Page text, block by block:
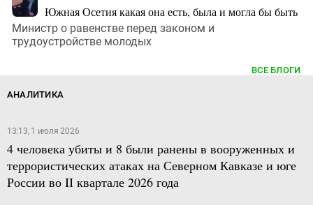
Южная Осетия какая она есть, была и могла бы быть
Министр о равенстве перед законом и
трудоустройстве молодых
ВСЕ БЛОГИ
АНАЛИТИКА
13:13, 1 июля 2026
4 человека убиты и 8 были ранены в вооруженных и
террористических атаках на Северном Кавказе и юге
России во II квартале 2026 года